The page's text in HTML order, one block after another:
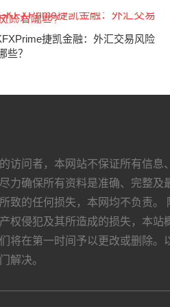
捷凯金融：外汇交易风险
些？
问者，本网站不保证所有信
确保所有资料是准确、完整及
的任何损失，本网均不负责
权侵犯及其所造成的损失，本
将在第一时间予以更改或删除
解决。